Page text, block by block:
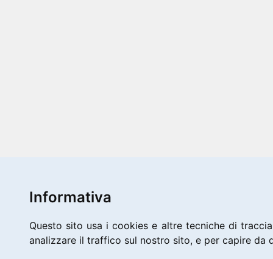
Informativa
Questo sito usa i cookies e altre tecniche di
analizzare il traffico sul nostro sito, e per capire da